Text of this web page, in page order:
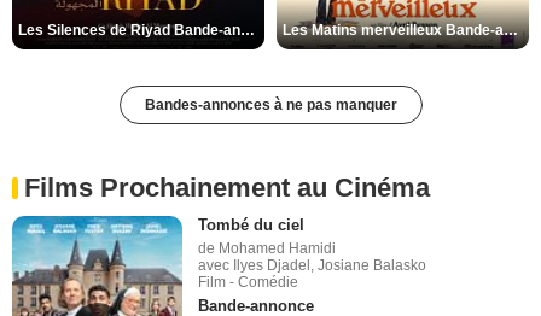
Les Silences de Riyad Bande-annonce VO STFR Les Matins merveilleux Bande-annonce VF
Bandes-annonces à ne pas manquer
Films Prochainement au Cinéma
Tombé du ciel
de Mohamed Hamidi
avec Ilyes Djadel, Josiane Balasko
Film - Comédie
Bande-annonce